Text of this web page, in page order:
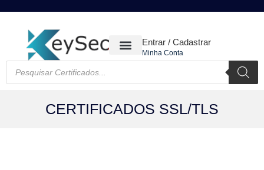
Entrar / Cadastrar
Minha Conta
CERTIFICADOS SSL/TLS